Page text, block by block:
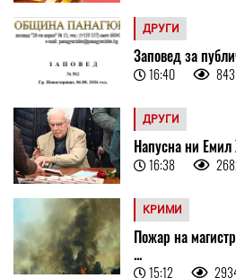
ДРУГИ
Заповед за
16:40 843
ДРУГИ
Напусна ни
16:38
КРИМИ
Пожар на
...
15:12